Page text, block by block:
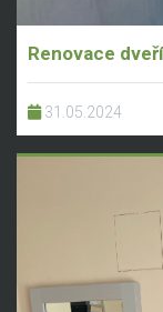
Renovace
31.05.2024